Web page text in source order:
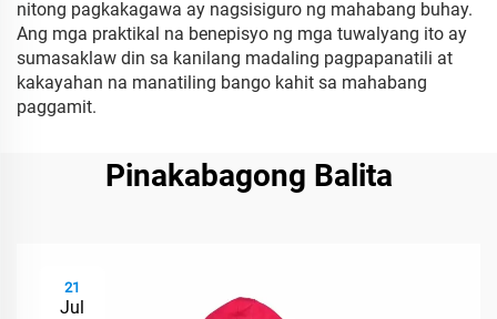
nitong pagkakagawa ay nagsisiguro ng mahabang buhay.
Ang mga praktikal na benepisyo ng mga tuwalyang ito ay
sumasaklaw din sa kanilang madaling pagpapanatili at
kakayahan na manatiling bango kahit sa mahabang
paggamit.
Pinakabagong Balita
21
Jul